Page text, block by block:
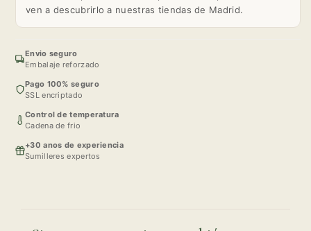
ven a descubrirlo a nuestras tiendas de Madrid.
Envio seguro
Embalaje reforzado
Pago 100% seguro
SSL encriptado
Control de temperatura
Cadena de frio
+30 anos de experiencia
Sumilleres expertos